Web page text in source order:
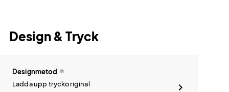
Design & Tryck
Designmetod
Ladda upp tryckoriginal